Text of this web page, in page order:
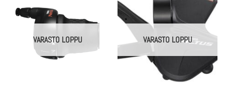
VARASTO LOPPU VARASTO LOPPU